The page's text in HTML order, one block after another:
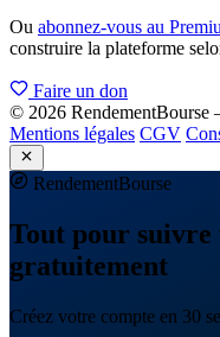
Ou abonnez-vous au
construire la plateforme
Faire un don
© 2026 RendementBourse
Mentions légales CGV
RendementBourse
Tout pour
gratuitement
Créez votre compte en 30